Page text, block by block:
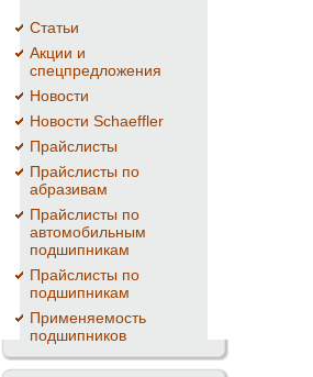
Cтатьи
Акции и
спецпредложения
Новости
Новости Schaeffler
Прайслисты
Прайслисты по
абразивам
Прайслисты по
автомобильным
подшипникам
Прайслисты по
подшипникам
Применяемость
подшипников